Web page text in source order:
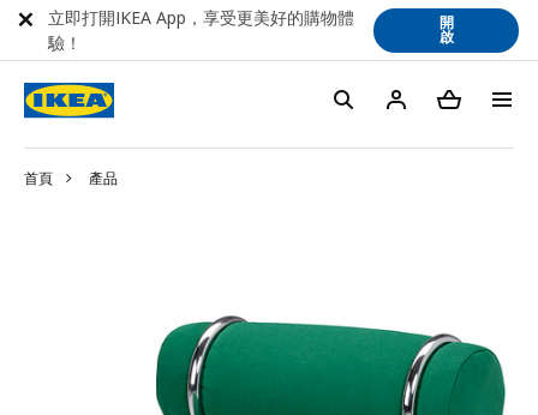
首頁 產品
立即打開IKEA App，享受更美好的購物體
驗！
開
啟